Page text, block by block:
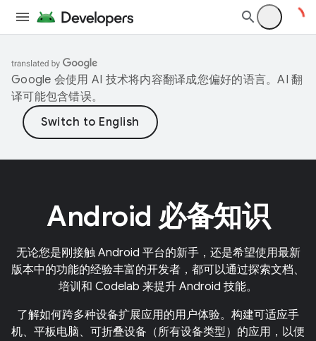
Google 会使用 AI 技术将内容翻译成您偏好的语言。AI 翻
译可能包含错误。
Android 必备知识
无论您是刚接触 Android 平台的新手，还是希望使用最新
版本中的功能的经验丰富的开发者，都可以通过探索文档、
培训和 Codelab 来提升 Android 技能。
了解如何跨多种设备扩展应用的用户体验。构建可适应手
机、平板电脑、可折叠设备（所有设备类型）的应用，以便